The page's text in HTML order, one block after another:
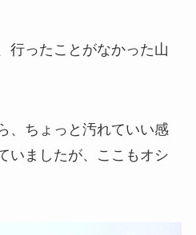
行ったことがなかった山
、ちょっと汚れていい感
いましたが、ここもオシ